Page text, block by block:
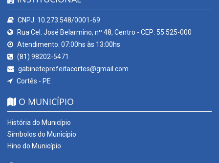
CNPJ: 10.273.548/0001-69
Rua Cel. José Belarmino, nº 48, Centro - CEP: 55.525-000
Atendimento: 07:00hs às 13:00hs
(81) 98202-5471
gabineteprefeitacortes@gmail.com
Cortês - PE
O MUNICÍPIO
História do Município
Símbolos do Município
Hino do Município